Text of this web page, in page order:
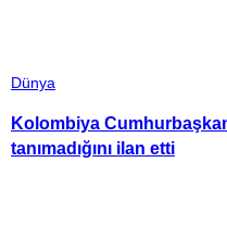
Dünya
Kolombiya
tanımadığını ilan etti